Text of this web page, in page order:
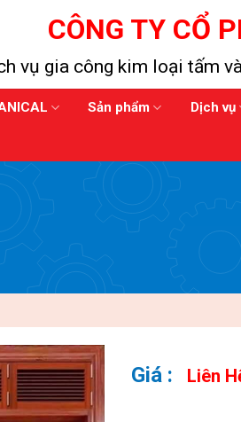
CÔNG TY CỔ
vụ gia công kim loại tấm
Sản phẩm Dịch vụ
Liên